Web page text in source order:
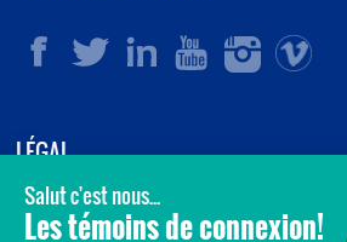
LÉGAL
© 2006-2026CHU Sainte-Justine.
Tous droits réservés.